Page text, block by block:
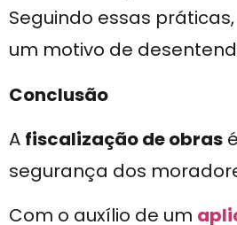
Seguindo essas
um motivo de
Conclusão
A fiscalização de obras
segurança dos
Com o auxílio de um